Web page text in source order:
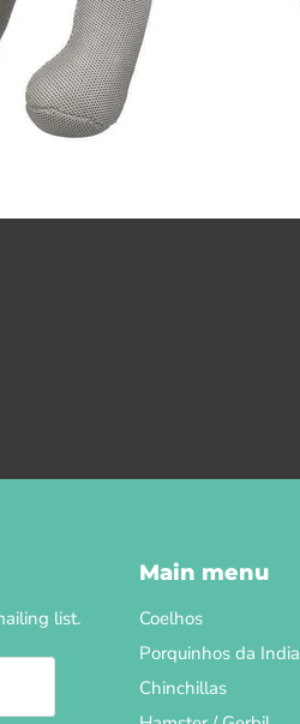
list.
Main menu
Coelhos
Porquinhos da India
Chinchillas